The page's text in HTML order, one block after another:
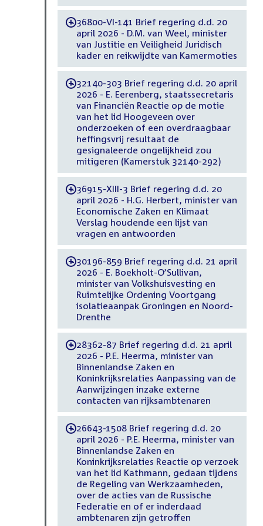
-36800-VI-141 Brief regering d.d. 20
april 2026 - D.M. van Weel, minister
van Justitie en Veiligheid Juridisch
kader en reikwijdte van Kamermoties
-32140-303 Brief regering d.d. 20 april
2026 - E. Eerenberg, staatssecretaris
van Financiën Reactie op de motie
van het lid Hoogeveen over
onderzoeken of een overdraagbaar
heffingsvrij resultaat de
gesignaleerde ongelijkheid zou
mitigeren (Kamerstuk 32140-292)
-36915-XIII-3 Brief regering d.d. 20
april 2026 - H.G. Herbert, minister van
Economische Zaken en Klimaat
Verslag houdende een lijst van
vragen en antwoorden
-30196-859 Brief regering d.d. 21 april
2026 - E. Boekholt-O’Sullivan,
minister van Volkshuisvesting en
Ruimtelijke Ordening Voortgang
isolatieaanpak Groningen en Noord-
Drenthe
-28362-87 Brief regering d.d. 21 april
2026 - P.E. Heerma, minister van
Binnenlandse Zaken en
Koninkrijksrelaties Aanpassing van de
Aanwijzingen inzake externe
contacten van rijksambtenaren
-26643-1508 Brief regering d.d. 20
april 2026 - P.E. Heerma, minister van
Binnenlandse Zaken en
Koninkrijksrelaties Reactie op verzoek
van het lid Kathmann, gedaan tijdens
de Regeling van Werkzaamheden,
over de acties van de Russische
Federatie en of er inderdaad
ambtenaren zijn getroffen